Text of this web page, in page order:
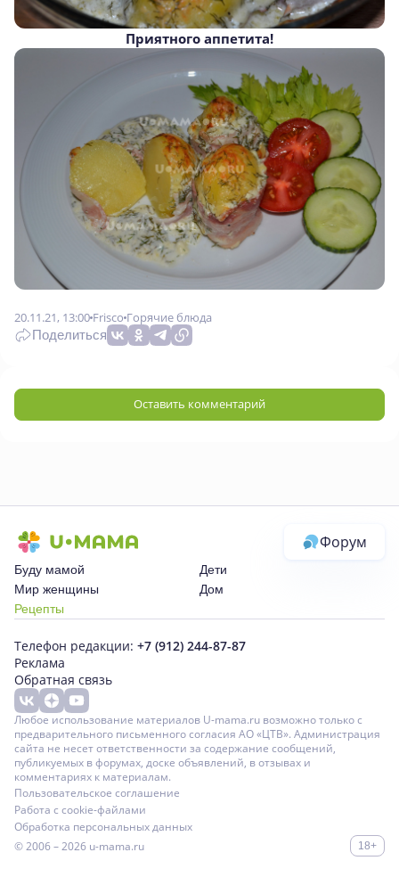
Приятного аппетита!
20.11.21, 13:00 Frisco Горячие блюда
Поделиться
Оставить комментарий
Форум
Буду мамой
Дети
Мир женщины
Дом
Рецепты
Телефон редакции: +7 (912) 244-87-87
Реклама
Обратная связь
Любое использование материалов U-mama.ru возможно только с
предварительного письменного согласия АО «ЦТВ». Администрация
сайта не несет ответственности за содержание сообщений,
публикуемых в форумах, доске объявлений, в отзывах и
комментариях к материалам.
Пользовательское соглашение
Работа с cookie-файлами
Обработка персональных данных
© 2006 – 2026 u-mama.ru 18+